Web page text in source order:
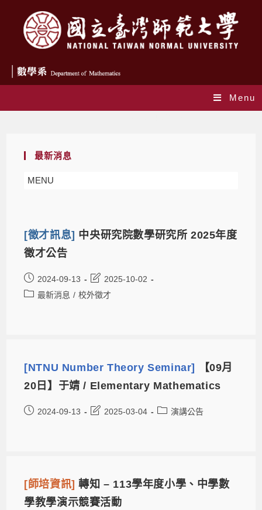
Menu
最新消息
MENU
[徵才訊息] 中央研究院數學研究所 2025年度
徵才公告
2024-09-13
2025-10-02
最新消息 / 校外徵才
[NTNU Number Theory Seminar]
【09月
20日】于靖 / Elementary Mathematics
2024-09-13 2025-03-04 演講公告
[師培資訊]轉知 – 113學年度小學、中學數
學教學演示競賽活動